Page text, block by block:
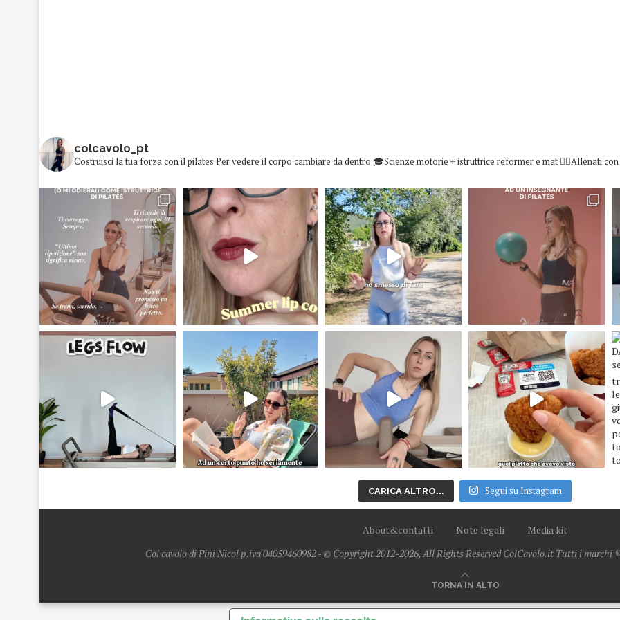
colcavolo_pt
Costruisci la tua forza con il pilates Per vedere il corpo cambiare da dentro 🎓Scienze motorie + istruttrice reformer e mat 👇🏻Allenati
CARICA ALTRO... Segui su Instagram
About&contatti Note legali
Media kit
Col cavolo di Pini Nicol p.iva 04059460982 - © Copyright 2012-2026, All Rights Reserved ColCavolo.it Tutti i
TORNA IN ALTO